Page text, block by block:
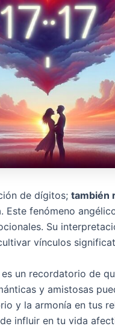
de dígitos; también
Este fenómeno
Su
vínculos
un recordatorio de
y amistosas
y la armonía en tus
influir en tu vida